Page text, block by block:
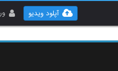
آپلود ویدیو
مستند سیاسی ایران | پرزیدنت آکتور
25 فروردین 98 آخرین مهلت ثبت نام برای